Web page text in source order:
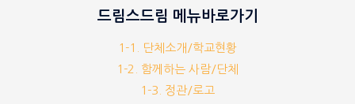
드림스드림 메뉴바로가기
1-1. 단체소개/학교현황
1-2. 함께하는 사람/단체
1-3. 정관/로고